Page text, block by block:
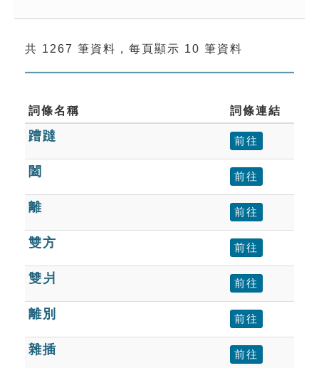
成語故事
索引選單
單字索引
生命大百科索引
遊戲專區
教學應用
貓頭鷹博士
共 1267 筆資料，每頁顯示 10 筆資料
詞條名稱 詞條連結
蹧躂 前往
闔 前往
離 前往
雙方 前往
雙爿 前往
離別 前往
雜插 前往